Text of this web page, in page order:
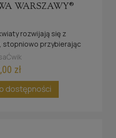
WARSZAWY®
rozwijają się z
stopniowo przybierając
perłową barwę
zł
dostępności